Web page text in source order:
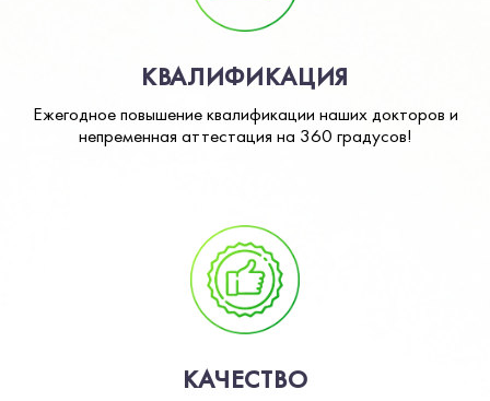
КВАЛИФИКАЦИЯ
Ежегодное повышение квалификации наших докторов и
непременная аттестация на 360 градусов!
КАЧЕСТВО